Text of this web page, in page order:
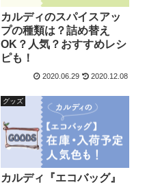
カルディのスパイスアッ
プの種類は？詰め替え
OK？人気？おすすめレシ
ピも！
2020.06.29 2020.12.08
グッズ
カルディ『エコバッグ』